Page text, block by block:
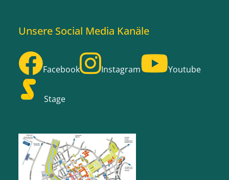
Unsere Social Media Kanäle
Facebook Instagram Youtube
Stage